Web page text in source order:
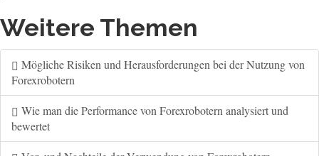
Weitere Themen
Mögliche Risiken und Herausforderungen bei der Nutzung von
Forexrobotern
Wie man die Performance von Forexrobotern analysiert und
bewertet